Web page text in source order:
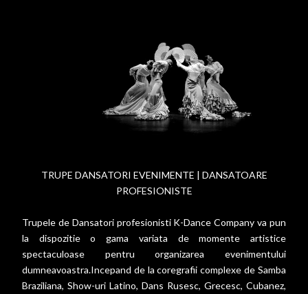
TRUPE DANSATORI EVENIMENTE | DANSATOARE
PROFESIONISTE
Trupele de Dansatori profesionisti K-Dance Company va pun
la dispozitie o gama variata de momente artistice
spectaculoase pentru organizarea evenimentului
dumneavoastra.Incepand de la coregrafii complexe de Samba
Braziliana, Show-uri Latino, Dans Rusesc, Grecesc, Cubanez,